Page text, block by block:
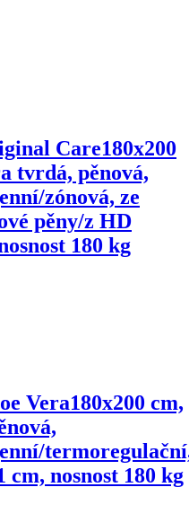
Care180x200
tvrdá, pěnová,
zónová, ze
pěny/z HD
180 kg
Vera180x200 cm,
nosnost 180 kg